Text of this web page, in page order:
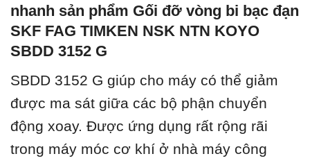
nhanh sản phẩm Gối đỡ vòng bi bạc đạn
SKF FAG TIMKEN NSK NTN KOYO
SBDD 3152 G
SBDD 3152 G giúp cho máy có thể giảm
được ma sát giữa các bộ phận chuyển
động xoay. Được ứng dụng rất rộng rãi
trong máy móc cơ khí ở nhà máy công